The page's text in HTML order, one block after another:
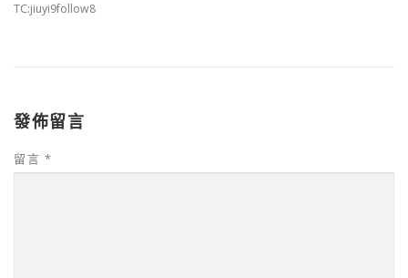
TC:jiuyi9follow8
發佈留言
留言 *